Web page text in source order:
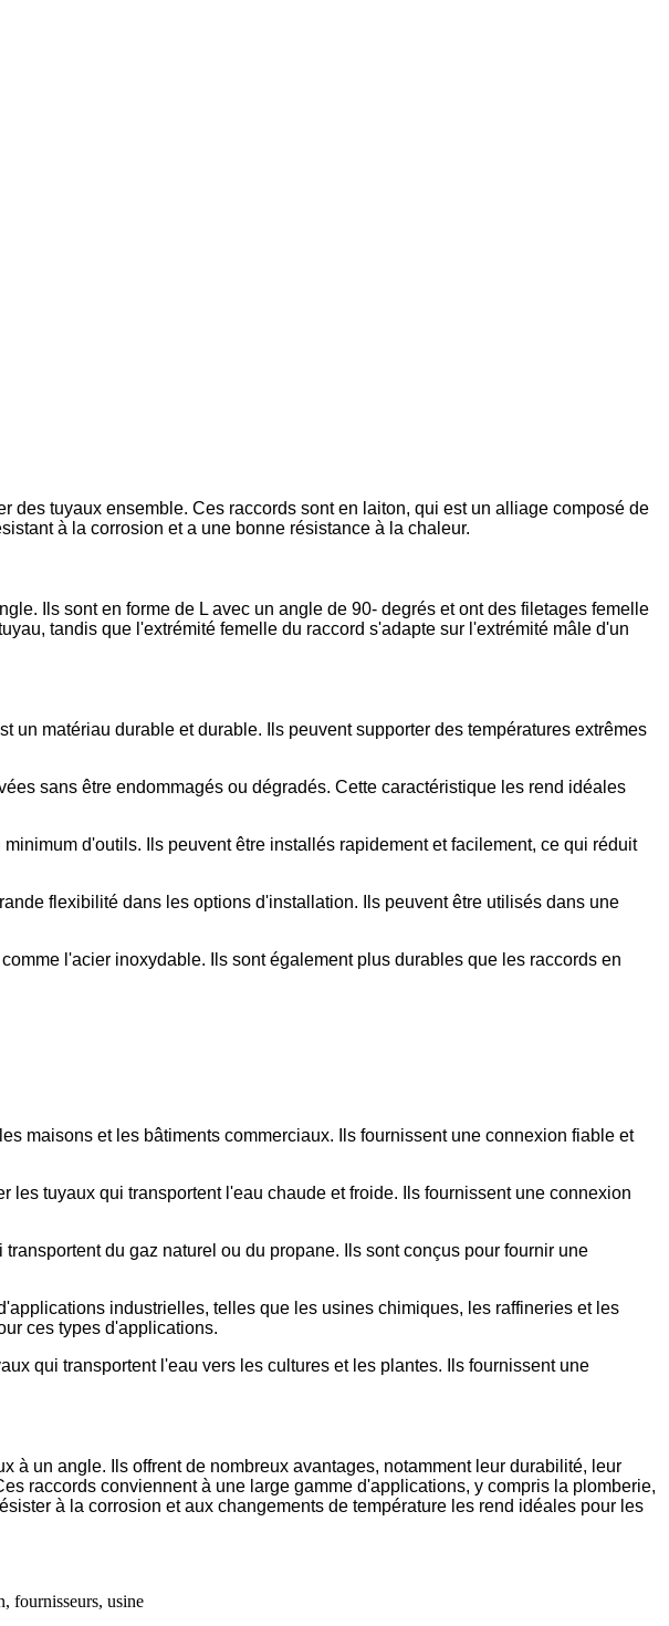
des tuyaux ensemble. Ces raccords sont en laiton, qui est un alliage composé de
à la corrosion et a une bonne résistance à la chaleur.
Ils sont en forme de L avec un angle de 90- degrés et ont des filetages femelle
tandis que l'extrémité femelle du raccord s'adapte sur l'extrémité mâle d'un
matériau durable et durable. Ils peuvent supporter des températures extrêmes
sans être endommagés ou dégradés. Cette caractéristique les rend idéales
d'outils. Ils peuvent être installés rapidement et facilement, ce qui réduit
flexibilité dans les options d'installation. Ils peuvent être utilisés dans une
l'acier inoxydable. Ils sont également plus durables que les raccords en
maisons et les bâtiments commerciaux. Ils fournissent une connexion fiable et
tuyaux qui transportent l'eau chaude et froide. Ils fournissent une connexion
du gaz naturel ou du propane. Ils sont conçus pour fournir une
industrielles, telles que les usines chimiques, les raffineries et les
ces types d'applications.
qui transportent l'eau vers les cultures et les plantes. Ils fournissent une
à un angle. Ils offrent de nombreux avantages, notamment leur durabilité, leur
raccords conviennent à une large gamme d'applications, y compris la plomberie,
à la corrosion et aux changements de température les rend idéales pour les
fournisseurs, usine